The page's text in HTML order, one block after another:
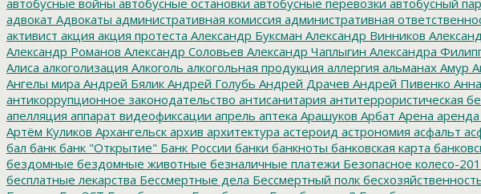
адвокат Адвокаты административная комиссия административная
активист акция акция протеста Александр Буксман Александр Винников
Александр Романов Александр Соловьев Александр Чаплыгин Александра
Алиса алкоголизация Алкоголь алкогольная продукция аллергия альманах Амур
Ангелы мира Андрей Бялик Андрей Голубь Андрей Драчев Андрей Пивенко
антикоррупционное законодательство антисанитария антитеррористическая
апелляция аппарат видеофиксации апрель аптека Арашуков Арбат Арена
Артём Куликов Архангельск архив архитектура астероид астрономия асфальт
бал банк банк "Открытие" Банк России банки банкноты банковская карта
бездомные бездомные животные безналичные платежи Безопасное колесо-
бесплатные лекарства Бессмертные дела Бессмертный полк